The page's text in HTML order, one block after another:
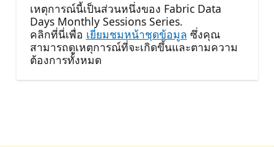
เหตุการณ์นี้เป็นส่วนหนึ่งของ Fabric Data
Days Monthly Sessions Series.
คลิกที่นี่เพื่อ เยี่ยมชมหน้าชุดข้อมูล ซึ่งคุณ
สามารถดูเหตุการณ์ที่จะเกิดขึ้นและตามความ
ต้องการทั้งหมด